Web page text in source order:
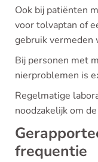
Ook bij patiënten
voor tolvaptan of
gebruik vermeden
Bij personen met
nierproblemen is
Regelmatige
noodzakelijk om
frequentie